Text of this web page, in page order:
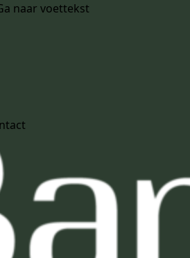
naar voettekst